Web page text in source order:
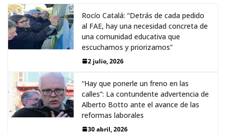
Rocío Catalá: “Detrás de cada pedido
al FAE, hay una necesidad concreta de
una comunidad educativa que
escuchamos y priorizamos”
2 julio, 2026
“Hay que ponerle un freno en las
calles”: La contundente advertencia de
Alberto Botto ante el avance de las
reformas laborales
30 abril, 2026